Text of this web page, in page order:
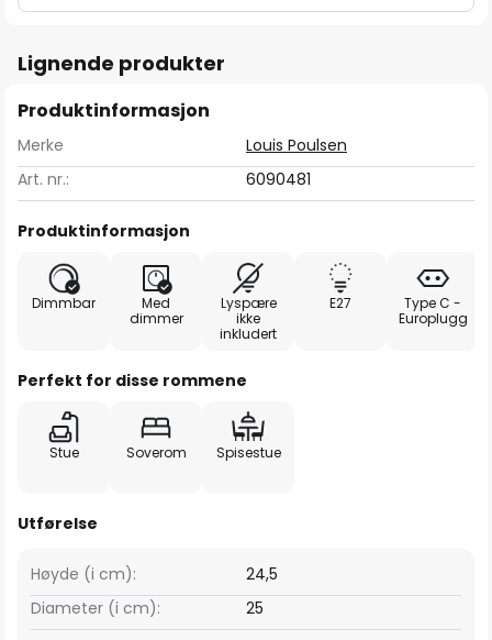
Lignende produkter
Produktinformasjon
Merke
Louis Poulsen
Art. nr.:
6090481
Produktinformasjon
Dimmbar
Med
dimmer
Lyspære
ikke
inkludert
E27
Type C -
Europlugg
Perfekt for disse rommene
Stue Soverom Spisestue
Utførelse
Høyde (i cm):
24,5
Diameter (i cm):
25